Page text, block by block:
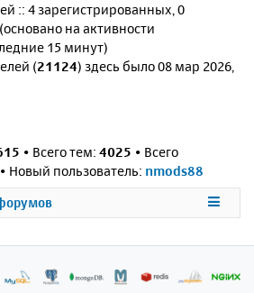
:: 4 зарегистрированных, 0
на активности
15 минут)
(21124) здесь было 08 мар 2026,
• Всего тем: 4025 • Всего
• Новый пользователь: nmods88